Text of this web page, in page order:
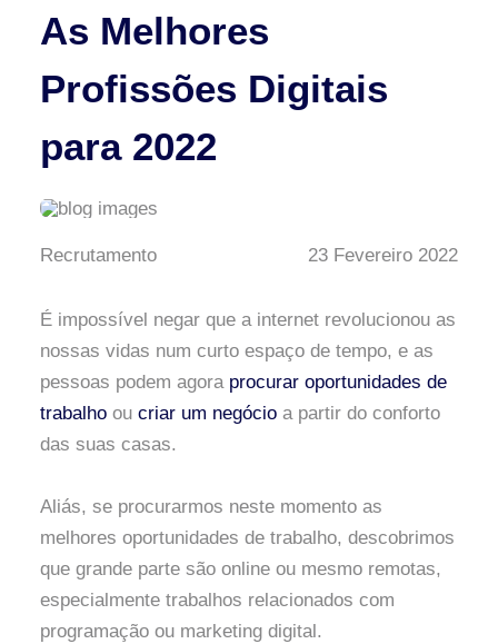
As Melhores
Profissões Digitais
para 2022
Recrutamento 23 Fevereiro 2022
É impossível negar que a internet revolucionou as
nossas vidas num curto espaço de tempo, e as
pessoas podem agora procurar oportunidades de
trabalho ou criar um negócio a partir do conforto
das suas casas.
Aliás, se procurarmos neste momento as
melhores oportunidades de trabalho, descobrimos
que grande parte são online ou mesmo remotas,
especialmente trabalhos relacionados com
programação ou marketing digital.